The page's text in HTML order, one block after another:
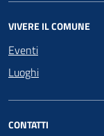
VIVERE IL COMUNE
Eventi
Luoghi
CONTATTI